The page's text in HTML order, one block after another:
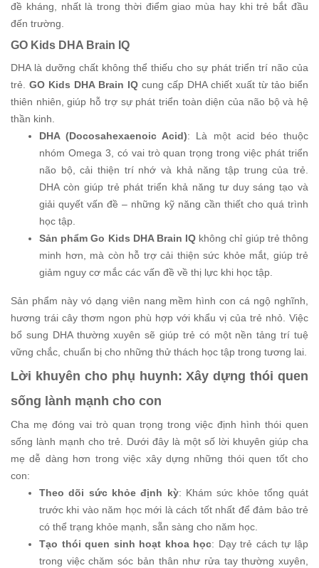
đề kháng, nhất là trong thời điểm giao mùa hay khi trẻ bắt đầu
đến trường.
GO Kids DHA Brain IQ
DHA là dưỡng chất không thể thiếu cho sự phát triển trí não của
trẻ. GO Kids DHA Brain IQ cung cấp DHA chiết xuất từ tảo biển
thiên nhiên, giúp hỗ trợ sự phát triển toàn diện của não bộ và hệ
thần kinh.
DHA (Docosahexaenoic Acid): Là một acid béo thuộc
nhóm Omega 3, có vai trò quan trọng trong việc phát triển
não bộ, cải thiện trí nhớ và khả năng tập trung của trẻ.
DHA còn giúp trẻ phát triển khả năng tư duy sáng tạo và
giải quyết vấn đề – những kỹ năng cần thiết cho quá trình
học tập.
Sản phẩm Go Kids DHA Brain IQ không chỉ giúp trẻ thông
minh hơn, mà còn hỗ trợ cải thiện sức khỏe mắt, giúp trẻ
giảm nguy cơ mắc các vấn đề về thị lực khi học tập.
Sản phẩm này vó dạng viên nang mềm hình con cá ngộ nghĩnh,
hương trái cây thơm ngon phù hợp với khẩu vị của trẻ nhỏ. Việc
bổ sung DHA thường xuyên sẽ giúp trẻ có một nền tảng trí tuệ
vững chắc, chuẩn bị cho những thử thách học tập trong tương lai.
Lời khuyên cho phụ huynh: Xây dựng thói quen
sống lành mạnh cho con
Cha mẹ đóng vai trò quan trọng trong việc định hình thói quen
sống lành mạnh cho trẻ. Dưới đây là một số lời khuyên giúp cha
mẹ dễ dàng hơn trong việc xây dựng những thói quen tốt cho
con:
Theo dõi sức khỏe định kỳ: Khám sức khỏe tổng quát
trước khi vào năm học mới là cách tốt nhất để đảm bảo trẻ
có thể trạng khỏe mạnh, sẵn sàng cho năm học.
Tạo thói quen sinh hoạt khoa học: Dạy trẻ cách tự lập
trong việc chăm sóc bản thân như rửa tay thường xuyên,